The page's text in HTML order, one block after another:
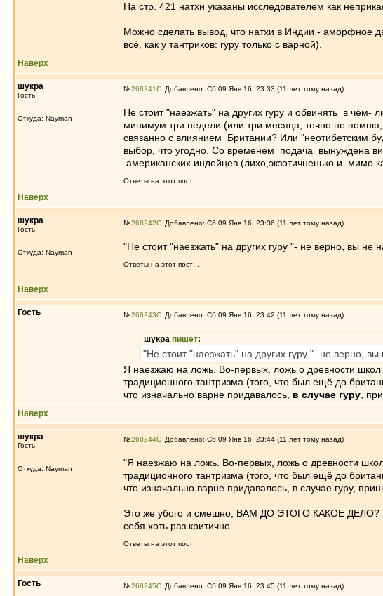
На стр. 421 натхи указаны исследователем как
Можно сделать вывод, что натхи в Индии - аморфное
всё, как у тантриков: гуру только с варной).
Наверх
шукра
Гость
Откуда: Nayman
№268241 Добавлено: Сб 09 Янв 16, 23:33 (11 лет тому назад)
Не стоит "наезжать" на других гуру и обвинять в
минимум три недели (или три месяца, точно не
связанно с влиянием Британии? Или "неотибетским
выбор, что угодно. Со временем подача вынуждена
американских индейцев (лихо,экзотичненько и мимо
Ответы на этот пост:
Наверх
шукра
Гость
Откуда: Nayman
№268242 Добавлено: Сб 09 Янв 16, 23:36 (11 лет тому назад)
"Не стоит "наезжать" на других гуру "- не верно, вы не
Ответы на этот пост:
Наверх
Гость №268243 Добавлено: Сб 09 Янв 16, 23:42 (11 лет тому назад)
шукра пишет:
"Не стоит "наезжать" на других гуру "- не верно,
Я наезжаю на ложь. Во-первых, ложь о древности
традиционного тантризма (того, что был ещё до
что изначально варне придавалось, в случае гуру ,
Наверх
шукра
Гость
Откуда: Nayman
№268244 Добавлено: Сб 09 Янв 16, 23:44 (11 лет тому назад)
"Я наезжаю на ложь. Во-первых, ложь о древности
традиционного тантризма (того, что был ещё до
что изначально варне придавалось, в случае гуру,
Это же убого и смешно, ВАМ ДО ЭТОГО КАКОЕ ДЕЛО? Я
себя хоть раз критично.
Ответы на этот пост:
Наверх
Гость №268245 Добавлено: Сб 09 Янв 16, 23:45 (11 лет тому назад)